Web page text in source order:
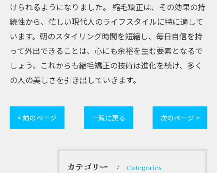
けられるようになりました。 縮毛矯正は、その効果の持
続性から、忙しい現代人のライフスタイルに特に適して
います。朝のスタイリング時間を短縮し、毎日自信を持
って外出できることは、心にも余裕を生む要素となるで
しょう。これからも縮毛矯正の技術は進化を続け、多く
の人の美しさを引き出していきます。
< 前のページ 一覧に戻る 次のページ >
カテゴリー Categories